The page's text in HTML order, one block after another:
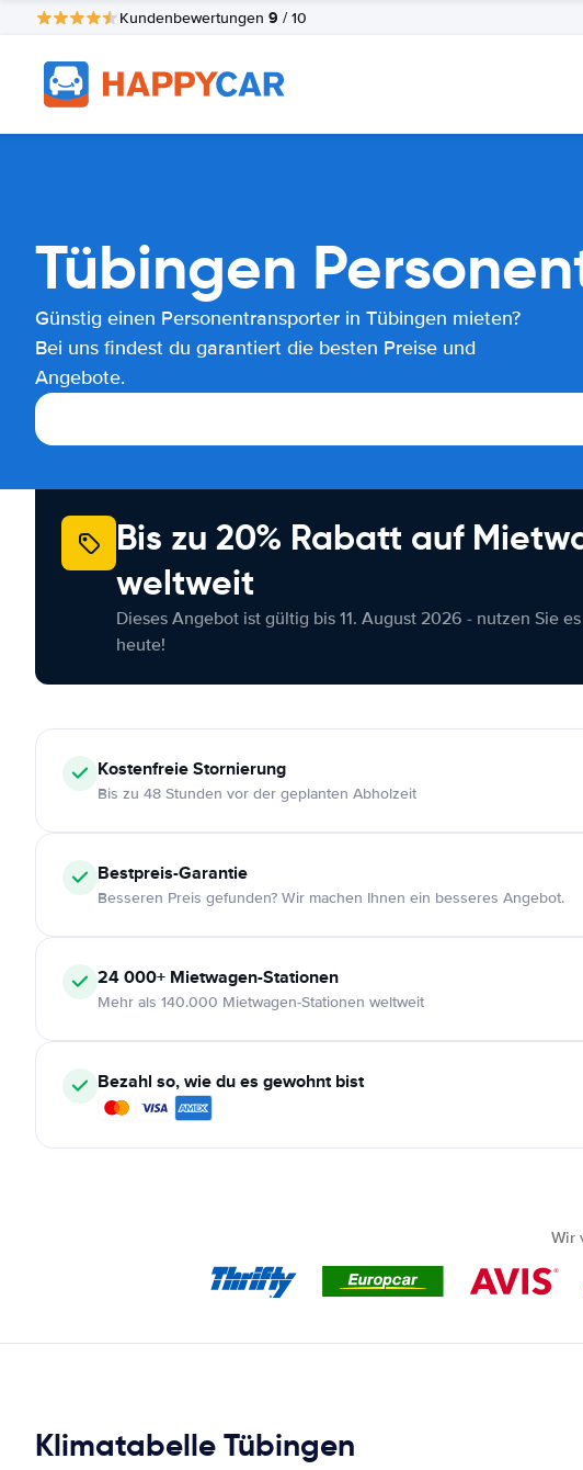
Kundenbewertungen 9 / 10
Tübingen
Günstig einen Personentransporter in Tübingen mieten?
Bei uns findest du garantiert die besten Preise und
Angebote.
Bis zu 20% Rabatt auf
weltweit
Dieses Angebot ist gültig bis 11. August 2026 - nutzen Sie
heute!
KostenfreieStornierung
Bis zu 48 Stunden vor der geplanten Abholzeit
Bestpreis-Garantie
Besseren Preis gefunden? Wir machen Ihnen ein besseres Angebot.
24 000+ Mietwagen-Stationen
Mehr als 140.000 Mietwagen-Stationen weltweit
Bezahl so, wie du es gewohnt bist
Wir
Klimatabelle Tübingen